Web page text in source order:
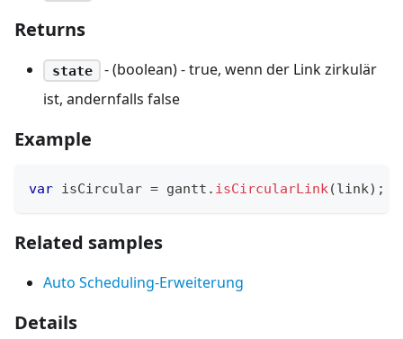
Returns
state
- (boolean) - true, wenn der Link zirkulär
ist, andernfalls false
Example
var isCircular = gantt . isCircularLink(link) ;
Related samples
Auto Scheduling-Erweiterung
Details